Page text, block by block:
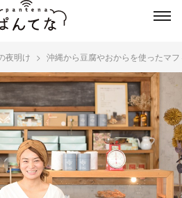
夜明け 沖縄から豆腐やおからを使ったマ